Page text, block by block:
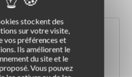
stockent des
sur votre visite,
vos préférences et
Ils améliorent le
du site et le
Vous pouvez